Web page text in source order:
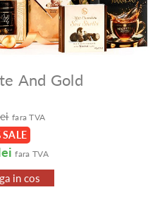
And Gold
fara TVA
SALE
fara TVA
in cos